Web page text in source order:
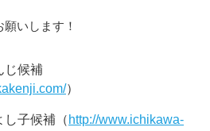
いします！
候補
）
子候補（ http://www.ichikawa-